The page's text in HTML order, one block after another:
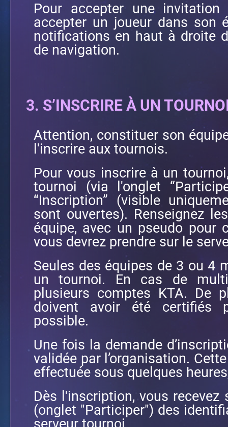
Pour accepter une
accepter un joueur dans son
notifications en haut à droite
de navigation.
3. S’INSCRIRE À UN
Attention, constituer son
l'inscrire aux tournois.
Pour vous inscrire à un
tournoi (via l'onglet
“Inscription” (visible
sont ouvertes). Renseignez
équipe, avec un pseudo pour
vous devrez prendre sur le
Seules des équipes de 3 ou 4
un tournoi. En cas de
plusieurs comptes KTA. De
doivent avoir été certifiés
possible.
Une fois la demande
validée par l’organisation.
effectuée sous quelques
Dès l'inscription, vous recevez
(onglet "Participer") des